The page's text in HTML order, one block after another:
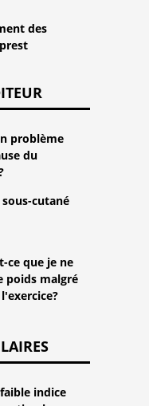
des
problème
du
cutané
ce que je ne
poids malgré
indice